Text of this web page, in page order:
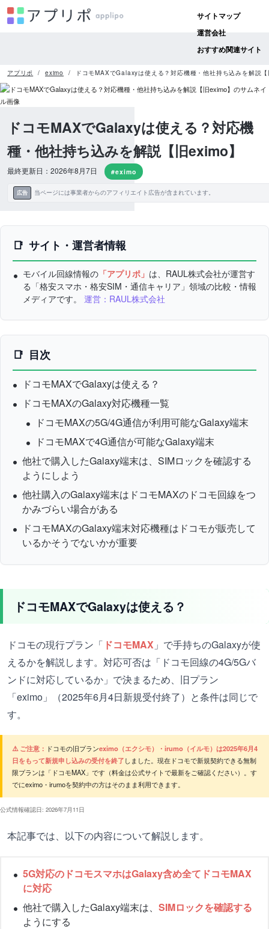
サイトマップ
運営会社
おすすめ関連サイト
アプリポ eximo ドコモMAXでGalaxyは使える？対応機種・他社持ち込みを解説
ドコモMAXでGalaxyは使える？対応機
種・他社持ち込みを解説【旧eximo】
最終更新日：2026年8月7日 #eximo
広告 当ページには事業者からのアフィリエイト広告が含まれています。
サイト・運営者情報
モバイル回線情報の 「アプリポ」 は、RAUL株式会社が運営す
る「格安スマホ・格安SIM・通信キャリア」領域の比較・情報
メディアです。 運営：RAUL株式会社
目次
ドコモMAXでGalaxyは使える？
ドコモMAXのGalaxy対応機種一覧
ドコモMAXの5G/4G通信が利用可能なGalaxy端末
ドコモMAXで4G通信が可能なGalaxy端末
他社で購入したGalaxy端末は、SIMロックを確認する
ようにしよう
他社購入のGalaxy端末はドコモMAXのドコモ回線をつ
かみづらい場合がある
ドコモMAXのGalaxy端末対応機種はドコモが販売して
いるかそうでないかが重要
ドコモMAXでGalaxyは使える？
ドコモの現行プラン「 ドコモMAX 」で手持ちのGalaxyが使
えるかを解説します。対応可否は「ドコモ回線の4G/5Gバ
ンドに対応しているか」で決まるため、旧プラン
「eximo」（2025年6月4日新規受付終了）と条件は同じで
す。
⚠️ ご注意： ドコモの旧プランeximo（エクシモ）・irumo（イルモ）は2025年6月4
日をもって新規申し込みの受付を終了しました。現在ドコモで新規契約できる無制
限プランは「ドコモMAX」です（料金は公式サイトで最新をご確認ください）。す
でにeximo・irumoを契約中の方はそのまま利用できます。
公式情報確認日: 2026年7月11日
本記事では、以下の内容について解説します。
5G対応のドコモスマホはGalaxy含め全てドコモMAX
に対応
他社で購入したGalaxy端末は、 SIMロックを確認する
ようにする